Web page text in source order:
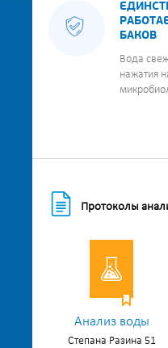
БАКОВ
Вода
нажатия
Протоколы
Анализ воды
Степана Разина 51